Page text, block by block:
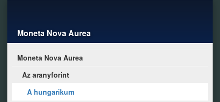
Moneta Nova Aurea
Moneta Nova Aurea
Az aranyforint
A hungarikum